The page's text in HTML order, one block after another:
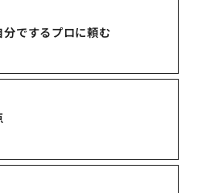
でするプロに頼む